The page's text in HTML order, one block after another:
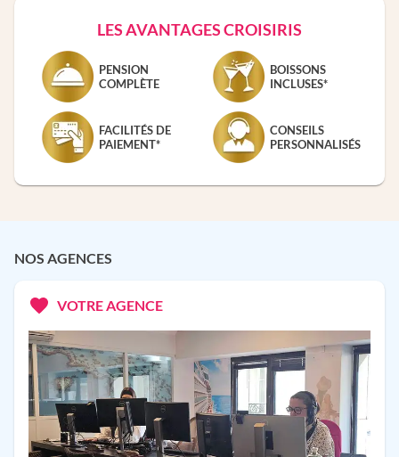
LES AVANTAGES CROISIRIS
PENSION
COMPLÈTE
BOISSONS
INCLUSES*
FACILITÉS DE
PAIEMENT*
CONSEILS
PERSONNALISÉS
NOS AGENCES
VOTRE AGENCE